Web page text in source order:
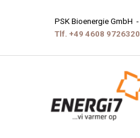
PSK Bioenergie GmbH -
Tlf. +49 4608 9726320